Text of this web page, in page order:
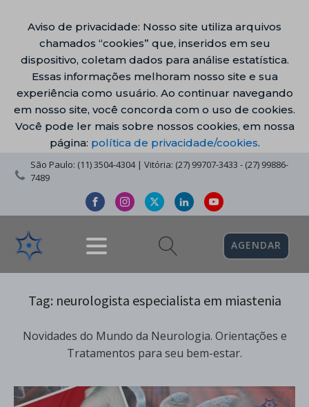
Aviso de privacidade: Nosso site utiliza arquivos
chamados “cookies” que, inseridos em seu
dispositivo, coletam dados para análise estatística.
Essas informações melhoram nosso site e sua
experiência como usuário. Ao continuar navegando
em nosso site, você concorda com o uso de cookies.
Você pode ler mais sobre nossos cookies, em nossa
página: política de privacidade/cookies.
São Paulo: (11) 3504-4304 | Vitória: (27) 99707-3433 - (27) 99886-
7489
AGENDAR
Tag: neurologista especialista em miastenia
Novidades do Mundo da Neurologia. Orientações e
Tratamentos para seu bem-estar.